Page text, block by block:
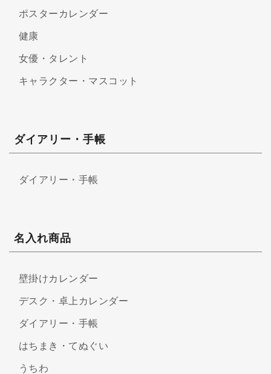
ポスターカレンダー
健康
女優・タレント
キャラクター・マスコット
ダイアリー・手帳
ダイアリー・手帳
名入れ商品
壁掛けカレンダー
デスク・卓上カレンダー
ダイアリー・手帳
はちまき・てぬぐい
うちわ